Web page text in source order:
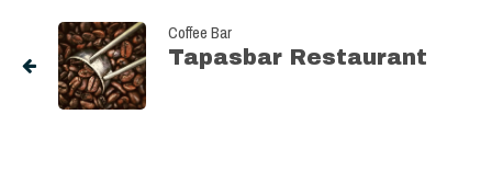
Coffee Bar
Tapasbar Restaurant